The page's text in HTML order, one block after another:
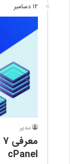
12 دسامبر
مدیر
cPanel